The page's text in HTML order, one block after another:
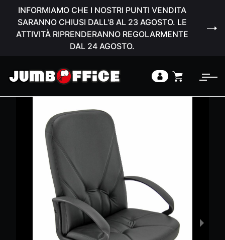
INFORMIAMO CHE I NOSTRI PUNTI VENDITA
SARANNO CHIUSI DALL'8 AL 23 AGOSTO. LE
ATTIVITÀ RIPRENDERANNO REGOLARMENTE
DAL 24 AGOSTO.